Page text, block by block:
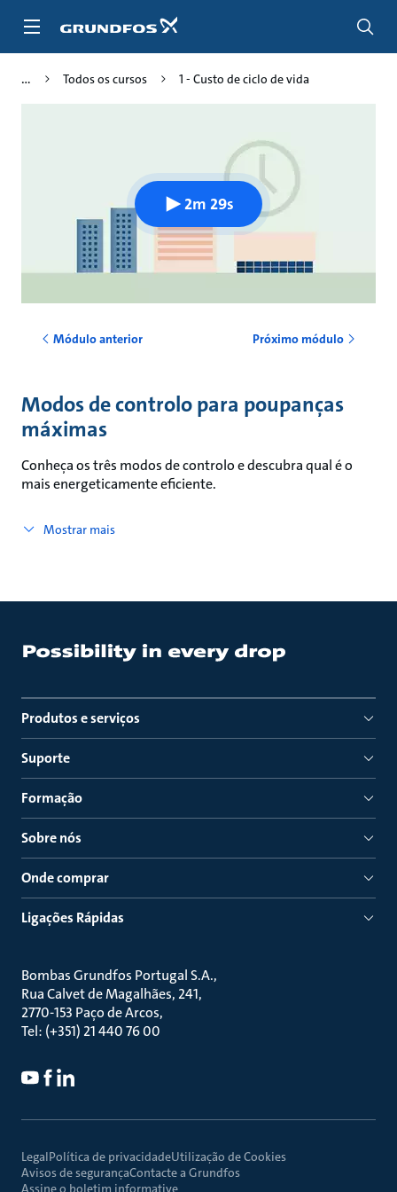
para
Todos os cursos 1 - Custo de ciclo de vida
2m 29s
Módulo anterior Próximo módulo
Modos de controlo para poupanças
máximas
Conheça os três modos de controlo e descubra qual é o
mais energeticamente eficiente.
Mostrar mais
Produtos e serviços
Suporte
Formação
Sobre nós
Onde comprar
Ligações Rápidas
Bombas Grundfos Portugal S.A.
Rua Calvet de Magalhães, 241
2770-153 Paço de Arcos
Tel: (+351) 21 440 76 00
LegalPolítica de privacidadeUtilização de Cookies
Avisos de segurançaContacte a Grundfos
Assine o boletim informative